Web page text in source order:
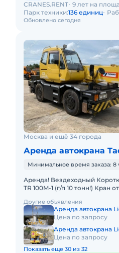
Обновлено сегодня
CRANES.RENT 9 лет на
Парк техники:136 единиц
Москва и ещё 34 города
Аренда автокрана
Минимальное время заказа: 8
Аренда! Вездеходный
TR 100M-1 (г/п 10 тонн!) Кран
бездорожью. Технические
Другие объявления
Аренда автокрана
Цена по запросу
Аренда автокрана
Цена по запросу
Показать еще 30 из 32